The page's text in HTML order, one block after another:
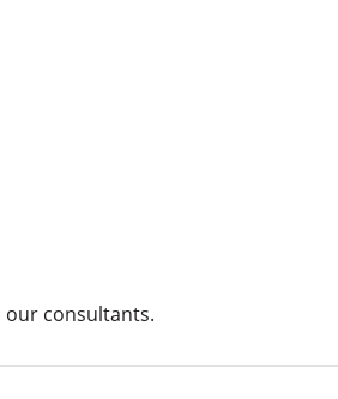
consultants.